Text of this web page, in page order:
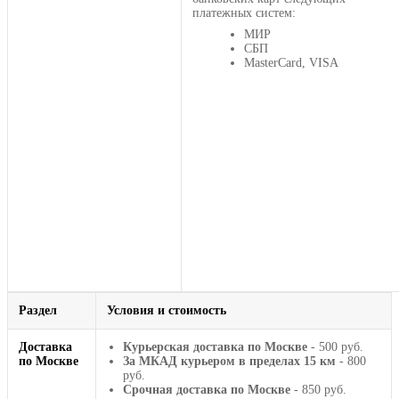
платежных систем:
МИР
СБП
MasterCard, VISA
Раздел Условия и стоимость
Доставка
по Москве
Курьерская доставка по Москве - 500 руб.
За МКАД курьером в пределах 15 км - 800
руб.
Срочная доставка по Москве - 850 руб.